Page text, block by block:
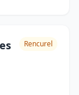
Rencurel